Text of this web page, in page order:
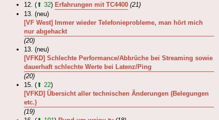
12. (⬆ 32) Erfahrungen mit TC4400 (21)
13. (neu)
[VF West] Immer wieder Telefonieprobleme, man hört mich
nur abgehackt
(20)
13. (neu)
[VFKD] Schlechte Performance/Abbrüche bei Streaming sowie
dauerhaft schlechte Werte bei Latenz/Ping
(20)
15. (⬆ 22)
[VFKD] Übersicht aller technischen Änderungen (Belegungen
etc.)
(19)